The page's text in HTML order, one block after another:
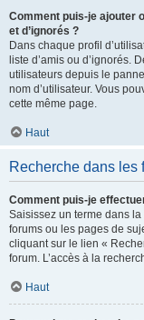
Comment puis-je ajouter
et d’ignorés ?
Dans chaque profil
liste d’amis ou d’ignorés.
utilisateurs depuis le
nom d’utilisateur. Vous
cette même page.
Haut
Recherche dans les
Comment puis-je
Saisissez un terme dans
forums ou les pages de
cliquant sur le lien «
forum. L’accès à la
Haut